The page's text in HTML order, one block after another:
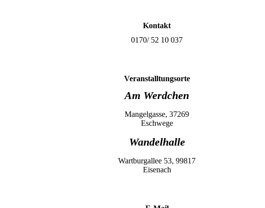
Kontakt
0170/ 52 10 037
Veranstalltungsorte
Am Werdchen
Mangelgasse, 37269
Eschwege
Wandelhalle
Wartburgallee 53, 99817
Eisenach